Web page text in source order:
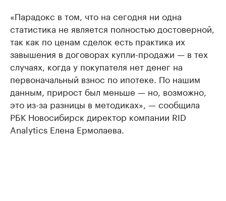
«Парадокс в том, что на сегодня ни одна
статистика не является полностью достоверной,
так как по ценам сделок есть практика их
завышения в договорах купли-продажи — в тех
случаях, когда у покупателя нет денег на
первоначальный взнос по ипотеке. По нашим
данным, прирост был меньше — но, возможно,
это из-за разницы в методиках», — сообщила
РБК Новосибирск директор компании RID
Analytics Елена Ермолаева.